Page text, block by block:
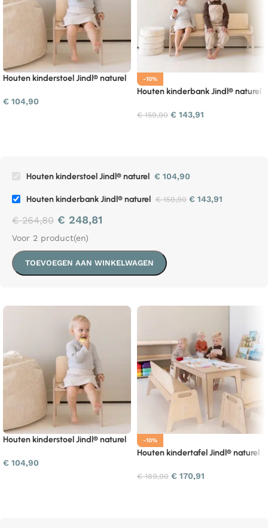
Houten kinderstoel Jindl® naturel
€ 104,90
-10%
Houten kinderbank Jindl® naturel
€159,90 € 143,91
Houten kinderstoel Jindl® naturel € 104,90
Houten kinderbank Jindl® naturel €159,90 € 143,91
€264,80 € 248,81
Voor 2 product(en)
TOEVOEGEN AAN WINKELWAGEN
Houten kinderstoel Jindl® naturel
€ 104,90
-10%
Houten kindertafel Jindl® naturel
€189,90 € 170,91